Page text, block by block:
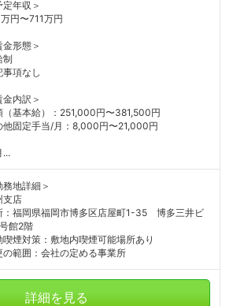
定年収＞
円〜711万円
金形態＞
制
事項なし
金内訳＞
（基本給）：251,000円〜381,500円
他固定手当/月：8,000円〜21,000円
...
務地詳細＞
支店
：福岡県福岡市博多区店屋町1-35 博多三井ビ
館2階
喫煙対策：敷地内喫煙可能場所あり
の範囲：会社の定める事業所
詳細を見る